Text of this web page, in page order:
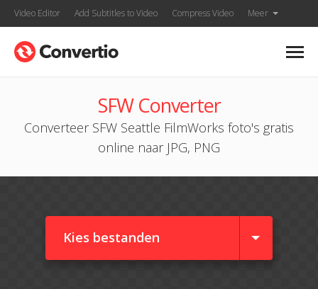
Video Editor Add Subtitles to Video Compress Video Meer
SFW Converter
Converteer SFW Seattle FilmWorks foto's gratis
online naar JPG, PNG
Kies bestanden